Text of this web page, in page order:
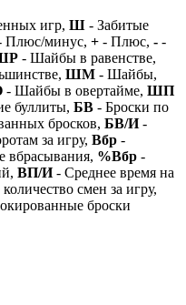
игр, Ш - Забитые
Плюс/минус, + - Плюс, - -
- Шайбы в равенстве,
ШМ - Шайбы,
- Шайбы в овертайме, ШП
буллиты, БВ - Броски по
бросков, БВ/И-
за игру, Вбр -
вбрасывания, %Вбр -
ВП/И- Среднее время на
смен за игру,
броски